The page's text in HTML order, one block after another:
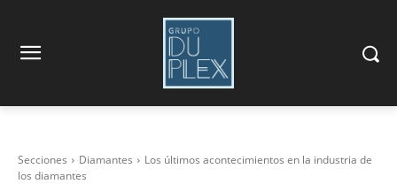
Secciones Diamantes
Los últimos acontecimientos en la industria de
los diamantes